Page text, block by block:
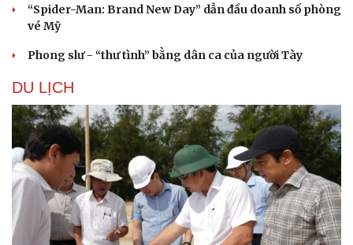
Làm đẹp - giảm cân
Phòng mạch online
“Spider-Man: Brand New Day” dẫn đầu doanh số phòng
vé Mỹ
Phong slư - “thư tình” bằng dân ca của người Tày
DU LỊCH